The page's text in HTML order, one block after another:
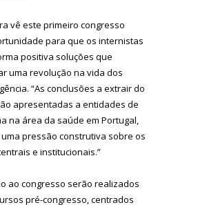
vê este primeiro congresso
para que os internistas
positiva soluções que
uma revolução na vida dos
“As conclusões a extrair do
apresentadas a entidades de
na área da saúde em Portugal,
pressão construtiva sobre os
e institucionais.”
ao congresso serão realizados
pré-congresso, centrados